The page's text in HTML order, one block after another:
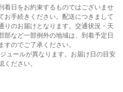
着日をお約束するものではございませ
お手続きください。配送につきまして
りのお届けとなります。交通状況・天
部など一部例外の地域は、到着予定日
のでご了承ください。
ュールが異なります。お届け日の目安
ください。